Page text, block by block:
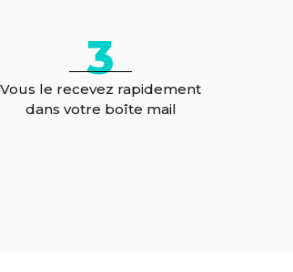
3
Vous le recevez rapidement
dans votre boîte mail